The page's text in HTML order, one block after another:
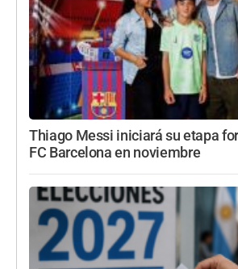
Thiago Messi iniciará su etapa
FC Barcelona en noviembre